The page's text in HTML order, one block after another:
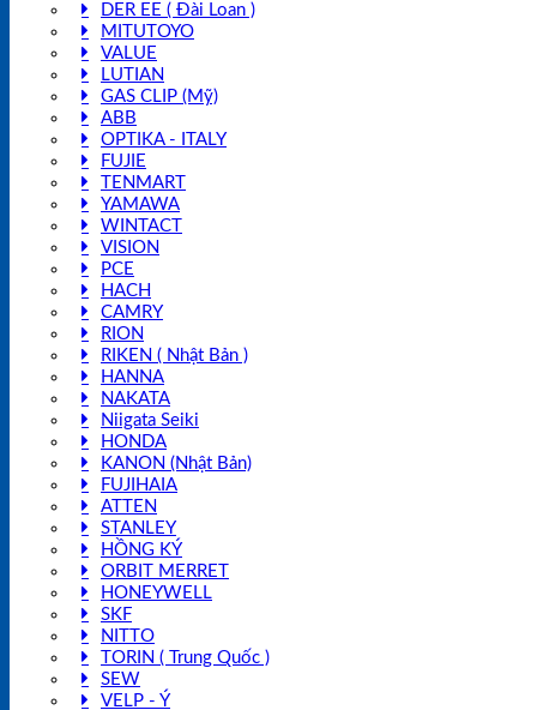
DER EE ( Đài Loan )
MITUTOYO
VALUE
LUTIAN
GAS CLIP (Mỹ)
ABB
OPTIKA - ITALY
FUJIE
TENMART
YAMAWA
WINTACT
VISION
PCE
HACH
CAMRY
RION
RIKEN ( Nhật Bản )
HANNA
NAKATA
Niigata Seiki
HONDA
KANON (Nhật Bản)
FUJIHAIA
ATTEN
STANLEY
HỒNG KÝ
ORBIT MERRET
HONEYWELL
SKF
NITTO
TORIN ( Trung Quốc )
SEW
VELP - Ý